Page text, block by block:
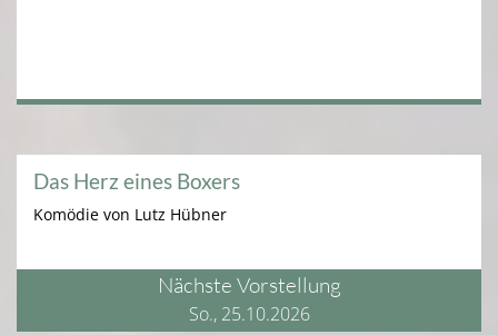
Das Herz eines Boxers
Komödie von Lutz Hübner
Nächste Vorstellung
So., 25.10.2026